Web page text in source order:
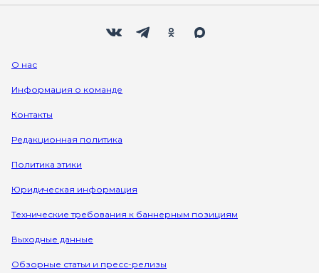
О нас
Информация о команде
Контакты
Редакционная политика
Политика этики
Юридическая информация
Технические требования к баннерным позициям
Выходные данные
Обзорные статьи и пресс-релизы